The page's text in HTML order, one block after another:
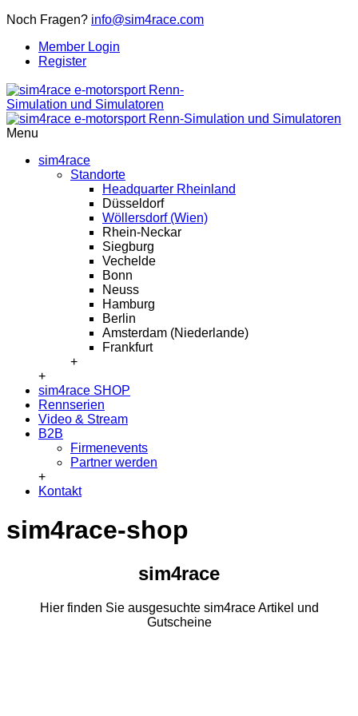
Noch Fragen? info@sim4race.com
Member Login
Register
Menu
sim4race
Standorte
Headquarter Rheinland
Düsseldorf
Wöllersdorf (Wien)
Rhein-Neckar
Siegburg
Vechelde
Bonn
Neuss
Hamburg
Berlin
Amsterdam (Niederlande)
Frankfurt
+
+
sim4race SHOP
Rennserien
Video & Stream
B2B
Firmenevents
Partner werden
+
Kontakt
sim4race-shop
sim4race
Hier finden Sie ausgesuchte sim4race Artikel und
Gutscheine